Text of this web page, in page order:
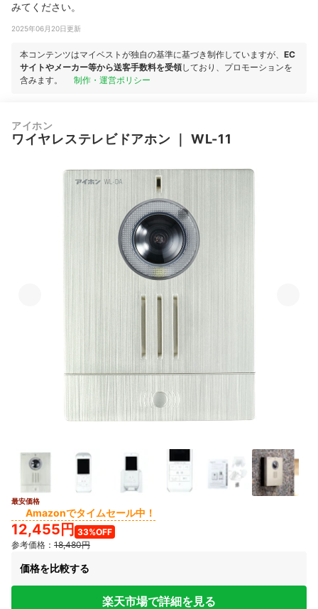
みてください。
2025年06月20日更新
本コンテンツはマイベストが独自の基準に基づき制作していますが、 EC
サイトやメーカー等から送客手数料を受領しており、プロモーションを
含みます。
制作・運営ポリシー
アイホン
ワイヤレステレビドアホン WL-11
最安価格
Amazonでタイムセール中！
12,455円 33%OFF
参考価格： 18,480円
価格を比較する
楽天市場で詳細を見る